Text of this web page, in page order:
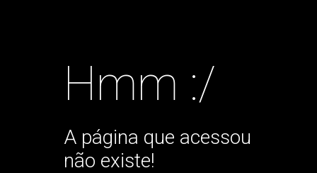
Hmm :/
A página que acessou
não existe!